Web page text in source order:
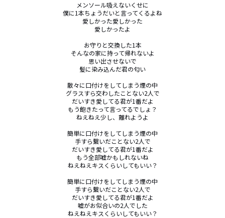
メンソール吸えないくせに
僕に1本ちょうだいと言ってくるよね
愛しかった愛しかった
愛しかったよ
お守りと交換した1本
そんなの家に持って帰れないよ
思い出させないで
髪に染み込んだ君の匂い
散々に口付けをしてしまう煙の中
グラスすら交わしたことない2人で
だいすき愛してる君が1番だよ
もう飽きたって言ってるでしょ？
ねえねえ少し、離れようよ
簡単に口付けをしてしまう煙の中
手すら繋いだことない2人で
だいすき愛してる君が1番だよ
もう全部嘘かもしれないね
ねえねえキスくらいしてもいい？
簡単に口付けをしてしまう煙の中
手すら繋いだことない2人で
だいすき愛してる君が1番だよ
嘘がお似合いの2人でした
ねえねえキスくらいしてもいい？